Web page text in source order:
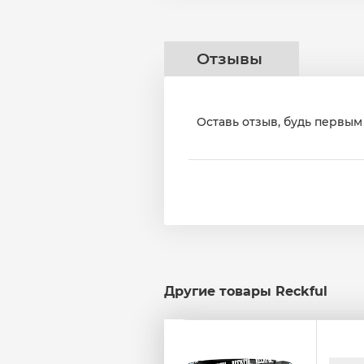
Отзывы
Оставь отзыв, будь
Другие товары Reckful